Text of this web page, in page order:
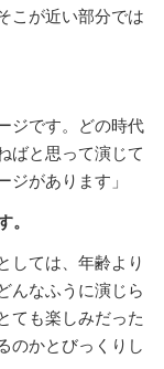
こが近い部分では
ジです。どの時代
ばと思って演じて
があります」
。
しては、年齢より
んなふうに演じら
ても楽しみだった
のかとびっくりし